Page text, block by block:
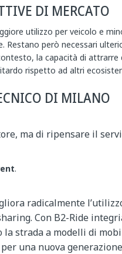
DI MERCATO
utilizzo per veicolo e
Restano però necessari
la capacità di attrarre
rispetto ad altri
DI MILANO
ma di ripensare il
.
radicalmente
Con B2-Ride
strada a modelli di
una nuova